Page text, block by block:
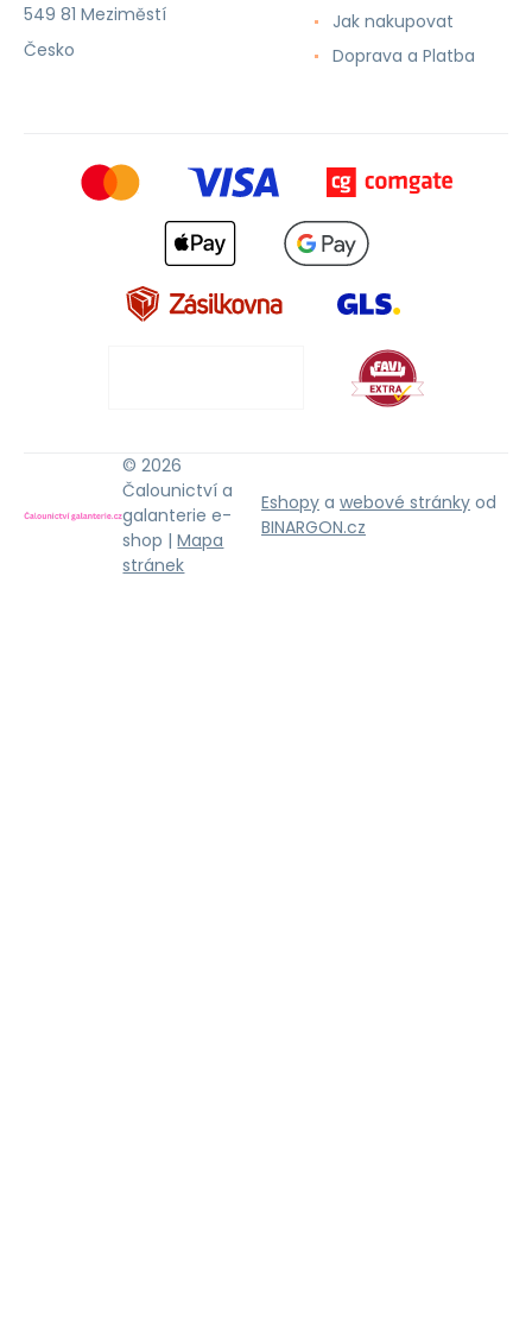
549 81 Meziměstí
Česko
Jak nakupovat
Doprava a Platba
© 2026
Čalounictví a
galanterie e-
shop |Mapa
stránek
Eshopy a webové stránky od
BINARGON.cz